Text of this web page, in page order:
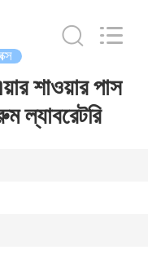
শাওয়ার পাস
ল্যাবরেটরি